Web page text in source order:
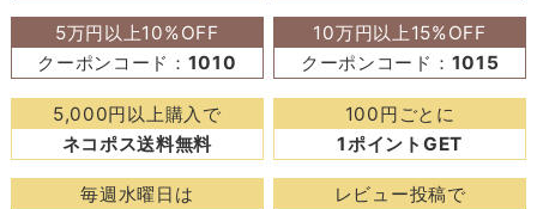
5万円以上10%OFF
クーポンコード： 1010
10万円以上15%OFF
クーポンコード： 1015
5,000円以上購入で
ネコポス送料無料
100円ごとに
1ポイントGET
毎週水曜日は
レビュー投稿で